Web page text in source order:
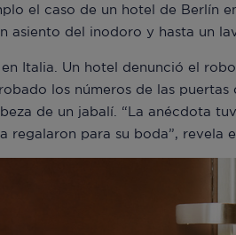
el caso de un hotel de Berlín
asiento del inodoro y hasta un
Italia. Un hotel denunció el
los números de las
de un jabalí. “La anécdota
regalaron para su boda”, revela